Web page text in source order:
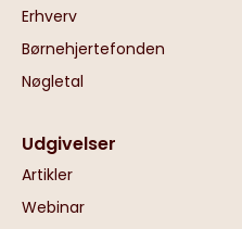
Erhverv
Børnehjertefonden
Nøgletal
Udgivelser
Artikler
Webinar